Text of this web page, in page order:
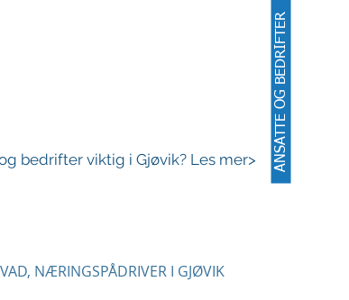
ANSATTE OG BEDRIFTER
bedrifter viktig i Gjøvik? Les mer>
NÆRINGSPÅDRIVER I GJØVIK